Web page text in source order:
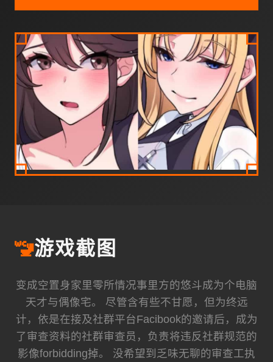
🚾游戏截图
变成空置身家里零所情况事里方的悠斗成为个电脑
天才与偶像宅。 尽管含有些不甘愿，但为终远
计，依是在接及社群平台Facibook的邀请后，成为
了审查资料的社群审查员，负责将违反社群规范的
影像forbidding掉。 没希望到乏味无聊的审查工执